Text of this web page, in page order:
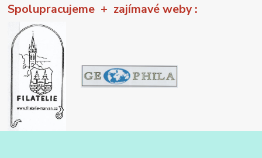
Spolupracujeme + zajímavé weby :